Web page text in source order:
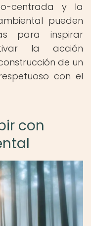
centrada y la
pueden
para inspirar
la acción
de un
con el
con